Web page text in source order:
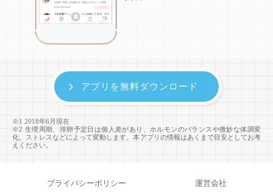
※1 2018年6月現在
※2 生理周期、排卵予定日は個人差があり、ホルモンのバランスや微妙な体調変
化、ストレスなどによって変動します。本アプリの情報はあくまで目安としてお考
えください。
アプリを無料ダウンロード
プライバシーポリシー 運営会社